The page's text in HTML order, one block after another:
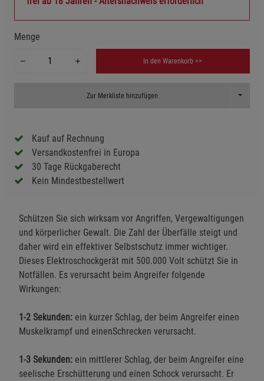
Menge
In den Warenkorb >>
Zur Merkliste hinzufügen Toggle
Kauf auf Rechnung
Versandkostenfrei in Europa
30 Tage Rückgaberecht
Kein Mindestbestellwert
Schützen Sie sich wirksam vor Angriffen, Vergewaltigungen
und körperlicher Gewalt. Die Zahl der Überfälle steigt und
daher wird ein effektiver Selbstschutz immer wichtiger.
Dieses Elektroschockgerät mit 500.000 Volt schützt Sie in
Notfällen. Es verursacht beim Angreifer folgende
Wirkungen:
1-2 Sekunden: ein kurzer Schlag, der beim Angreifer einen
Muskelkrampf und einenSchrecken verursacht.
1-3 Sekunden: ein mittlerer Schlag, der beim Angreifer eine
seelische Erschütterung und einen Schock verursacht. Er